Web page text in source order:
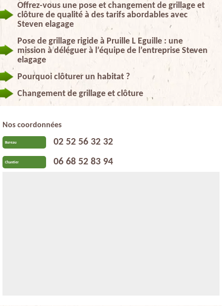
Offrez-vous une pose et changement de grillage et
clôture de qualité à des tarifs abordables avec
Steven elagage
Pose de grillage rigide à Pruille L Eguille : une
mission à déléguer à l’équipe de l’entreprise Steven
elagage
Pourquoi clôturer un habitat ?
Changement de grillage et clôture
Nos coordonnées
Bureau 02 52 56 32 32
Chantier 06 68 52 83 94